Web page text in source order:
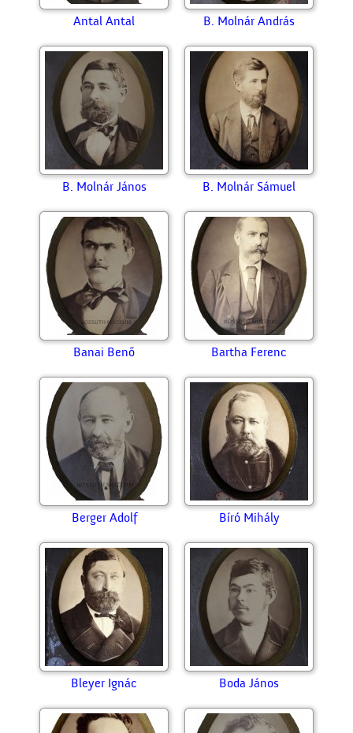
Antal Antal B. Molnár András
B. Molnár János B. Molnár Sámuel
Banai Benő Bartha Ferenc
Berger Adolf Bíró Mihály
Bleyer Ignác Boda János